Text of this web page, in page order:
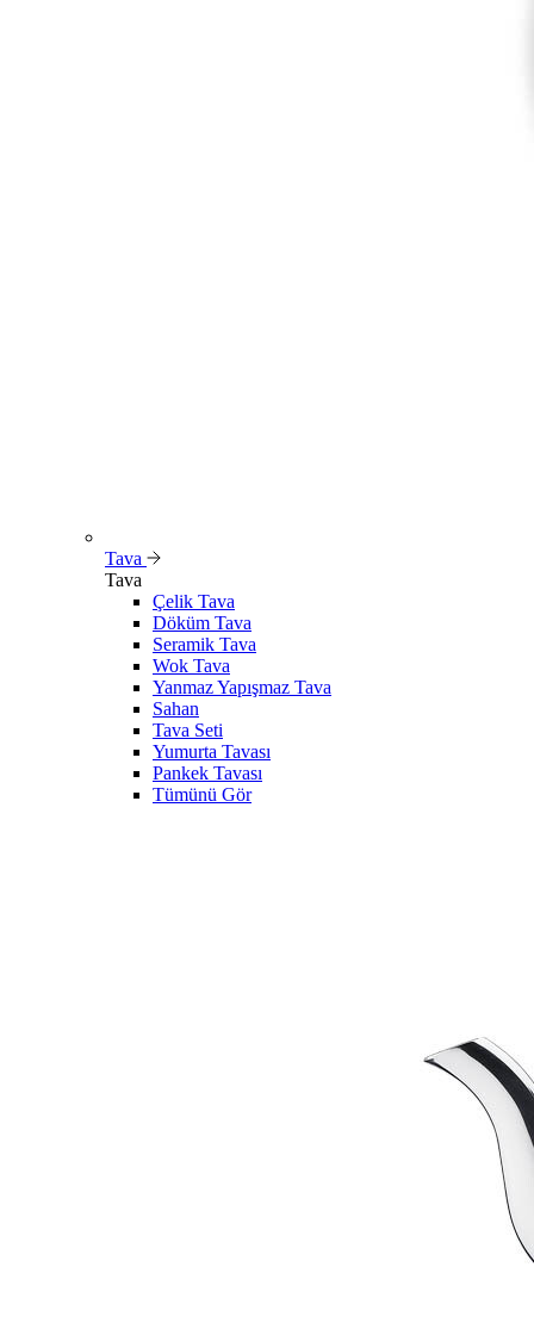
Tava
Tava
Çelik Tava
Döküm Tava
Seramik Tava
Wok Tava
Yanmaz Yapışmaz Tava
Sahan
Tava Seti
Yumurta Tavası
Pankek Tavası
Tümünü Gör